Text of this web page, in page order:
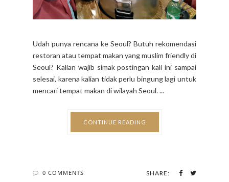
Udah punya rencana ke Seoul? Butuh rekomendasi
restoran atau tempat makan yang muslim friendly di
Seoul? Kalian wajib simak postingan kali ini sampai
selesai, karena kalian tidak perlu bingung lagi untuk
mencari tempat makan di wilayah Seoul. ...
CONTINUE READING
0 COMMENTS SHARE: